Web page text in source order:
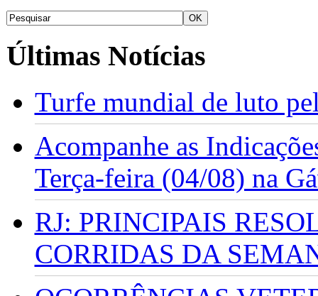
Últimas Notícias
Turfe mundial de luto
Acompanhe as
Terça-feira (04/08) na
RJ: PRINCIPAIS
CORRIDAS DA